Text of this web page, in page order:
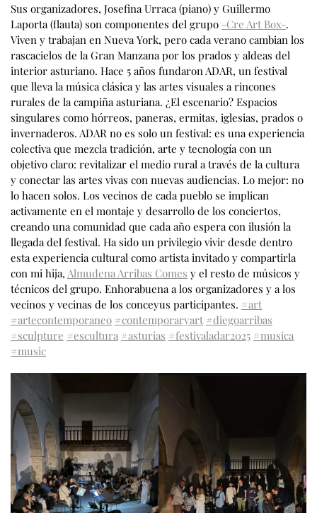
Sus organizadores, Josefina Urraca (piano) y Guillermo
Laporta (flauta) son componentes del grupo -Cre Art Box-.
Viven y trabajan en Nueva York, pero cada verano cambian los
rascacielos de la Gran Manzana por los prados y aldeas del
interior asturiano. Hace 5 años fundaron ADAR, un festival
que lleva la música clásica y las artes visuales a rincones
rurales de la campiña asturiana. ¿El escenario? Espacios
singulares como hórreos, paneras, ermitas, iglesias, prados o
invernaderos. ADAR no es solo un festival: es una experiencia
colectiva que mezcla tradición, arte y tecnología con un
objetivo claro: revitalizar el medio rural a través de la cultura
y conectar las artes vivas con nuevas audiencias. Lo mejor: no
lo hacen solos. Los vecinos de cada pueblo se implican
activamente en el montaje y desarrollo de los conciertos,
creando una comunidad que cada año espera con ilusión la
llegada del festival. Ha sido un privilegio vivir desde dentro
esta experiencia cultural como artista invitado y compartirla
con mi hija, Almudena Arribas Comes y el resto de músicos y
técnicos del grupo. Enhorabuena a los organizadores y a los
vecinos y vecinas de los conceyus participantes. #art
#artecontemporaneo #contemporaryart #diegoarribas
#sculpture #escultura #asturias #festivaladar2025 #musica
#music